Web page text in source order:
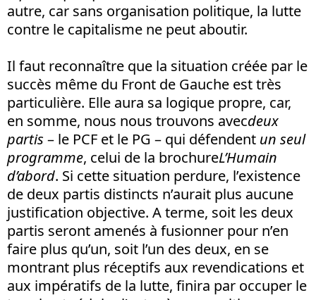
autre, car sans organisation politique, la lutte
contre le capitalisme ne peut aboutir.
Il faut reconnaître que la situation créée par le
succès même du Front de Gauche est très
particulière. Elle aura sa logique propre, car,
en somme, nous nous trouvons avecdeux
partis – le PCF et le PG – qui défendent un seul
programme, celui de la brochureL’Humain
d’abord. Si cette situation perdure, l’existence
de deux partis distincts n’aurait plus aucune
justification objective. A terme, soit les deux
partis seront amenés à fusionner pour n’en
faire plus qu’un, soit l’un des deux, en se
montrant plus réceptifs aux revendications et
aux impératifs de la lutte, finira par occuper le